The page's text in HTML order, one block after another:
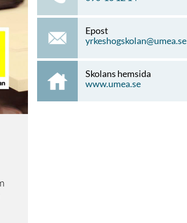
Epost
yrkeshogskolan@umea.se
Skolans hemsida
www.umea.se